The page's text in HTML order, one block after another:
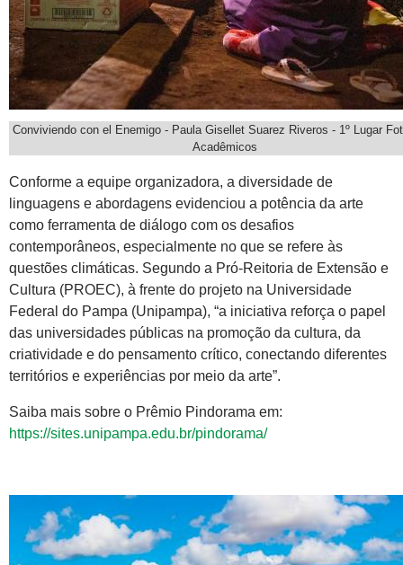
Conviviendo con el Enemigo - Paula Gisellet Suarez Riveros - 1º Lugar
Acadêmicos
Conforme a equipe organizadora, a diversidade de
linguagens e abordagens evidenciou a potência da arte
como ferramenta de diálogo com os desafios
contemporâneos, especialmente no que se refere às
questões climáticas. Segundo a Pró-Reitoria de Extensão e
Cultura (PROEC), à frente do projeto na Universidade
Federal do Pampa (Unipampa), “a iniciativa reforça o papel
das universidades públicas na promoção da cultura, da
criatividade e do pensamento crítico, conectando diferentes
territórios e experiências por meio da arte”.
Saiba mais sobre o Prêmio Pindorama em:
https://sites.unipampa.edu.br/pindorama/